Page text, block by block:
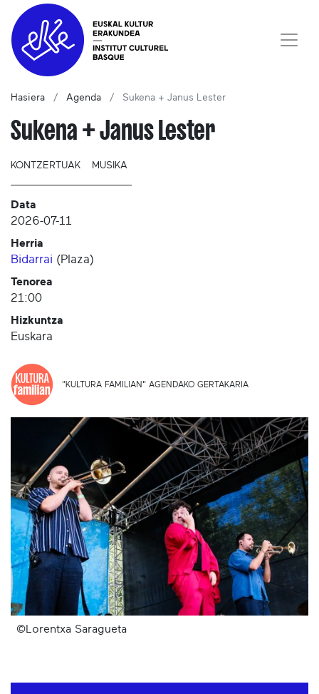
Hasiera Agenda Sukena + Janus Lester
Sukena + Janus Lester
KONTZERTUAK MUSIKA
Data
2026-07-11
Herria
Bidarrai (Plaza)
Tenorea
21:00
Hizkuntza
Euskara
"KULTURA FAMILIAN" AGENDAKO GERTAKARIA
©Lorentxa Saragueta